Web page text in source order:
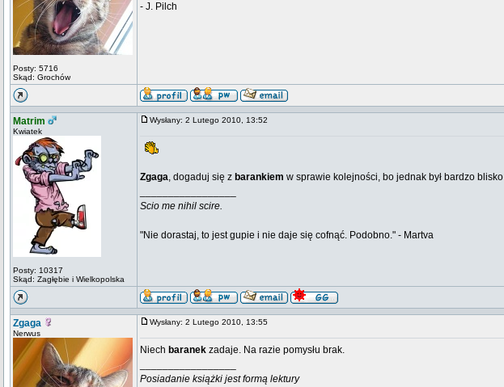
Posty: 5716
Skąd: Grochów
- J. Pilch
Matrim
Kwiatek
Posty: 10317
Skąd: Zagłębie i Wielkopolska
Wysłany: 2 Lutego 2010, 13:52
Zgaga, dogaduj się z barankiem w sprawie kolejności, bo jednak był bardzo blisko
Scio me nihil scire.
"Nie dorastaj, to jest gupie i nie daje się cofnąć. Podobno." - Martva
Zgaga
Nerwus
Wysłany: 2 Lutego 2010, 13:55
Niech baranek zadaje. Na razie pomysłu brak.
Posiadanie książki jest formą lektury